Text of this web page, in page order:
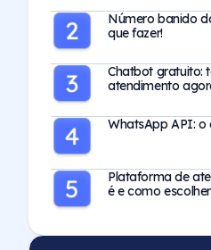
Número banido
que fazer!
Chatbot gratuito:
atendimento
WhatsApp API: o
Plataforma de
é e como escolher